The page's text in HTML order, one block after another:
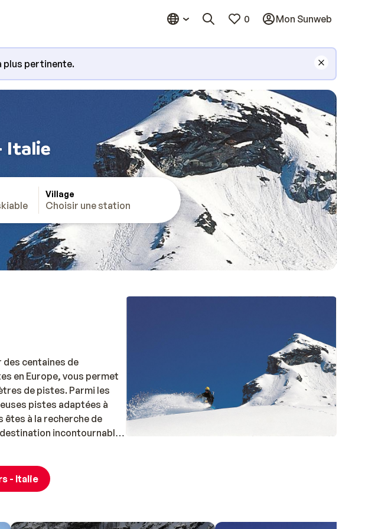
0 Mon Sunweb
plus pertinente.
Italie
Village
Choisir une station
des centaines de
en Europe, vous permet
de pistes. Parmi les
pistes adaptées à
êtes à la recherche de
incontournable
- Italie